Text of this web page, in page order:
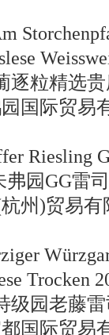
粒精选贵
际贸易
Riesling
园GG雷司
)贸易有
Trocken
园老藤雷
际贸易